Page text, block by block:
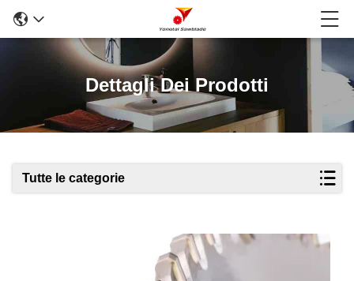
Dettagli Dei Prodotti
Tutte le categorie